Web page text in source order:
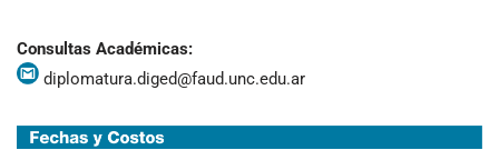
Consultas Académicas:
diplomatura.diged@faud.unc.edu.ar